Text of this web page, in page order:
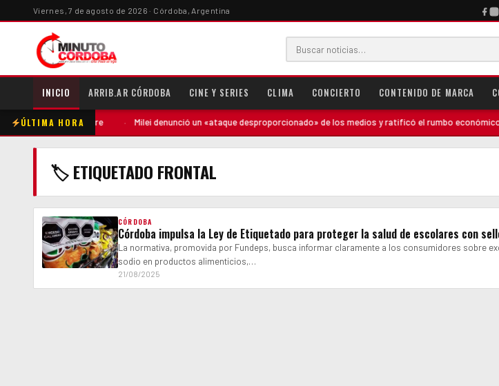
Viernes, 7 de agosto de 2026 · Córdoba, Argentina
INICIO ARRIB.AR CÓRDOBA CINE Y SERIES CLIMA CONCIERTO CONTENIDO DE MARCA
ÚLTIMA HORA
contra la madre Milei denunció un «ataque desproporcionado» de los medios y ratificó el rumbo económico
🏷 ETIQUETADO FRONTAL
CÓRDOBA
Córdoba impulsa la Ley de Etiquetado para proteger la salud de escolares con
La normativa, promovida por Fundeps, busca informar claramente a los consumidores sobre
sodio en productos alimenticios,…
21/08/2025